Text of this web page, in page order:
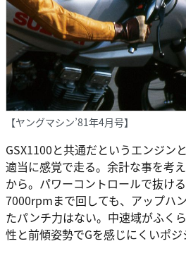
【ヤングマシン’81年4月号】
GSX1100と共通だというエンジン
適当に感覚で走る。余計な事を考
から。パワーコントロールで抜け
7000rpmまで回しても、アップハ
たパンチ力はない。中速域がふく
性と前傾姿勢でGを感じにくいポジ